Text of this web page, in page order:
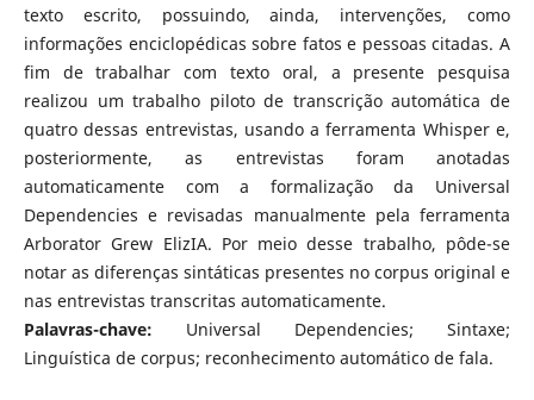
texto escrito, possuindo, ainda, intervenções, como
informações enciclopédicas sobre fatos e pessoas citadas. A
fim de trabalhar com texto oral, a presente pesquisa
realizou um trabalho piloto de transcrição automática de
quatro dessas entrevistas, usando a ferramenta Whisper e,
posteriormente, as entrevistas foram anotadas
automaticamente com a formalização da Universal
Dependencies e revisadas manualmente pela ferramenta
Arborator Grew ElizIA. Por meio desse trabalho, pôde-se
notar as diferenças sintáticas presentes no corpus original e
nas entrevistas transcritas automaticamente.
Palavras-chave: Universal Dependencies; Sintaxe;
Linguística de corpus; reconhecimento automático de fala.